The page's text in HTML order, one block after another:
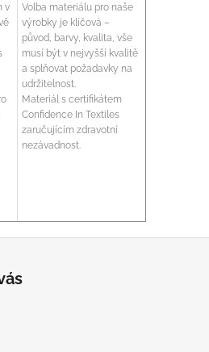
v
Volba materiálu pro naše
výrobky je klíčová –
původ, barvy, kvalita, vše
musí být v nejvyšší kvalitě
a splňovat požadavky na
udržitelnost.
Materiál s certifikátem
Confidence In Textiles
zaručujícím zdravotní
nezávadnost.